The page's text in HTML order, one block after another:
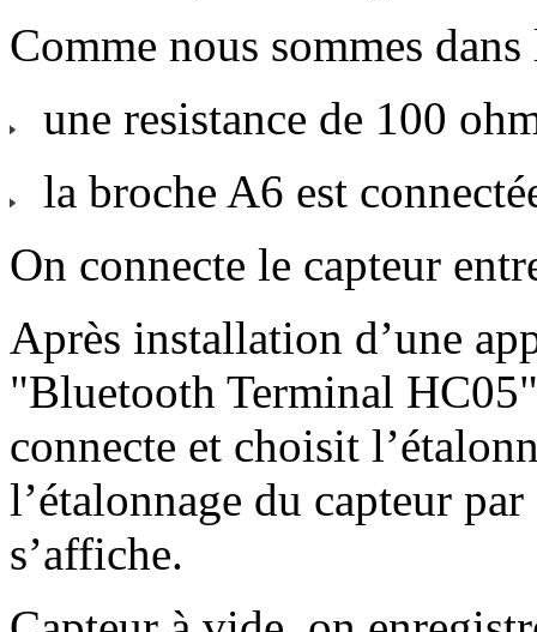
Comme nous sommes
une resistance de 100
la broche A6 est
On connecte le capteur
Après installation d’une
"Bluetooth Terminal
connecte et choisit
l’étalonnage du capteur
s’affiche.